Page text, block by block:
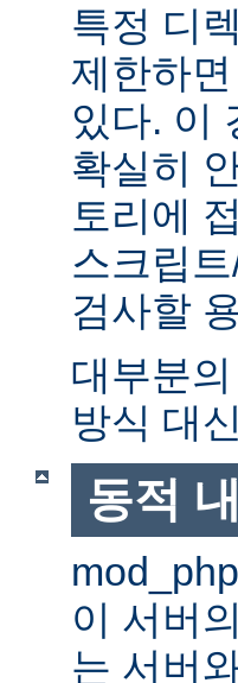
특정 디
제한하
있다. 이
확실히
토리에
스크립
검사할
대부분
방식 대
동적
이 서버
는 서버